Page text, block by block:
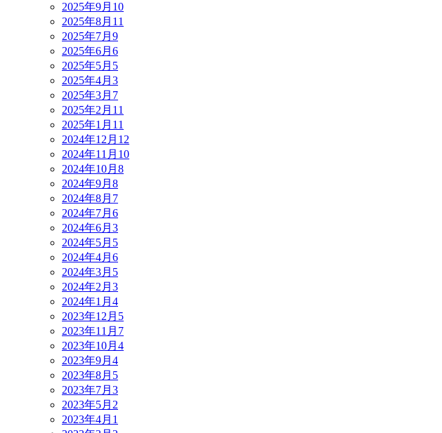
2025年9月 10
2025年8月 11
2025年7月 9
2025年6月 6
2025年5月 5
2025年4月 3
2025年3月 7
2025年2月 11
2025年1月 11
2024年12月 12
2024年11月 10
2024年10月 8
2024年9月 8
2024年8月 7
2024年7月 6
2024年6月 3
2024年5月 5
2024年4月 6
2024年3月 5
2024年2月 3
2024年1月 4
2023年12月 5
2023年11月 7
2023年10月 4
2023年9月 4
2023年8月 5
2023年7月 3
2023年5月 2
2023年4月 1